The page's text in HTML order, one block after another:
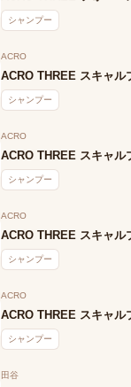
シャンプー
ACRO
ACRO THREE スキャル
シャンプー
ACRO
ACRO THREE スキャル
シャンプー
ACRO
ACRO THREE スキャル
シャンプー
ACRO
ACRO THREE スキャル
シャンプー
田谷